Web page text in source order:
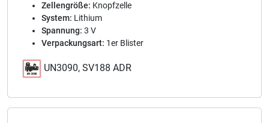
Zellengröße: Knopfzelle
System: Lithium
Spannung: 3 V
Verpackungsart: 1er Blister
UN3090, SV188 ADR